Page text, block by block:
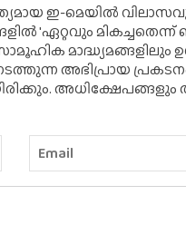
ഇ-മെയിൽ
'ഏറ്റവും
മാദ്ധ്യമങ്ങളിലും
അഭിപ്രായ